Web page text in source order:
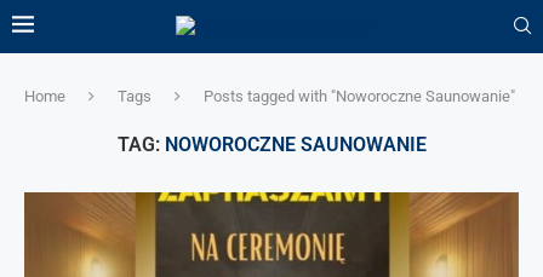
Home Tags Posts tagged with "Noworoczne Saunowanie"
TAG: NOWOROCZNE SAUNOWANIE